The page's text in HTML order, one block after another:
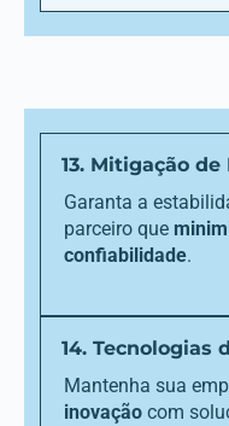
13. Mitigação
Garanta a
parceiro que
confiabilidade.
14. Tecnologias
Mantenha sua
inovação com